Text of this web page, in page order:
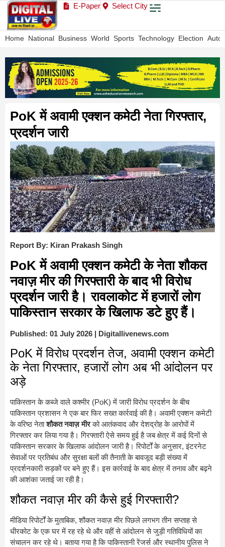
E-Paper Select City
Home National Business World Sports Technology Election Auto
PoK में अवामी एक्शन कमेटी नेता गिरफ्तार,
प्रदर्शन जारी
Report By: Kiran Prakash Singh
PoK में अवामी एक्शन कमेटी के नेता शौकत
नवाज़ मीर की गिरफ्तारी के बाद भी विरोध
प्रदर्शन जारी है। रावलाकोट में हजारों लोग
पाकिस्तान सरकार के खिलाफ डटे हुए हैं।
Published: 01 July 2026 | Digitallivenews.com
PoK में विरोध प्रदर्शन तेज, अवामी एक्शन कमेटी
के नेता गिरफ्तार, हजारों लोग अब भी आंदोलन पर
अड़े
पाकिस्तान के कब्जे वाले कश्मीर (PoK) में जारी विरोध प्रदर्शन के बीच
पाकिस्तान प्रशासन ने एक बार फिर सख्त कार्रवाई की है। अवामी एक्शन कमेटी
के वरिष्ठ नेताशौकत नवाज़ मीरको आतंकवाद और देशद्रोह के आरोपों में
गिरफ्तार कर लिया गया है। गिरफ्तारी ऐसे समय हुई है जब क्षेत्र में कई दिनों से
पाकिस्तान सरकार के खिलाफ आंदोलन जारी है। रिपोर्टों के अनुसार, इंटरनेट
सेवाओं पर प्रतिबंध और सुरक्षा बलों की तैनाती के बावजूद बड़ी संख्या में
प्रदर्शनकारी सड़कों पर बने हुए हैं। इस कार्रवाई के बाद क्षेत्र में तनाव और बढ़ने
की आशंका जताई जा रही है।
शौकत नवाज़ मीर की कैसे हुई गिरफ्तारी?
मीडिया रिपोर्टों के मुताबिक, शौकत नवाज़ मीर पिछले लगभग तीन सप्ताह से
धीरकोट के एक घर में रह रहे थे और वहीं से आंदोलन से जुड़ी गतिविधियों का
संचालन कर रहे थे। बताया गया है कि पाकिस्तानी रेंजर्स और स्थानीय पुलिस ने